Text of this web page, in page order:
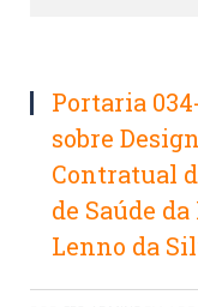
Portaria
sobre
Contratual
de Saúde
Lenno da